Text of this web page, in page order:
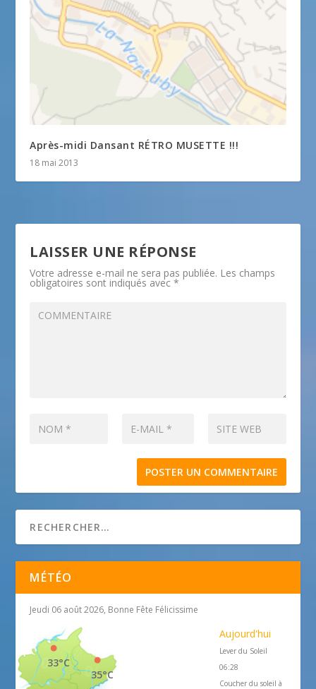
Après-midi Dansant RÉTRO MUSETTE !!!
18 mai 2013
LAISSER UNE RÉPONSE
Votre adresse e-mail ne sera pas publiée. Les champs
obligatoires sont indiqués avec*
MÉTÉO
Jeudi 06 août 2026, Bonne Fête Félicissime
35°C
33°C
Aujourd'hui
Lever du Soleil
06:28
Coucher du soleil à